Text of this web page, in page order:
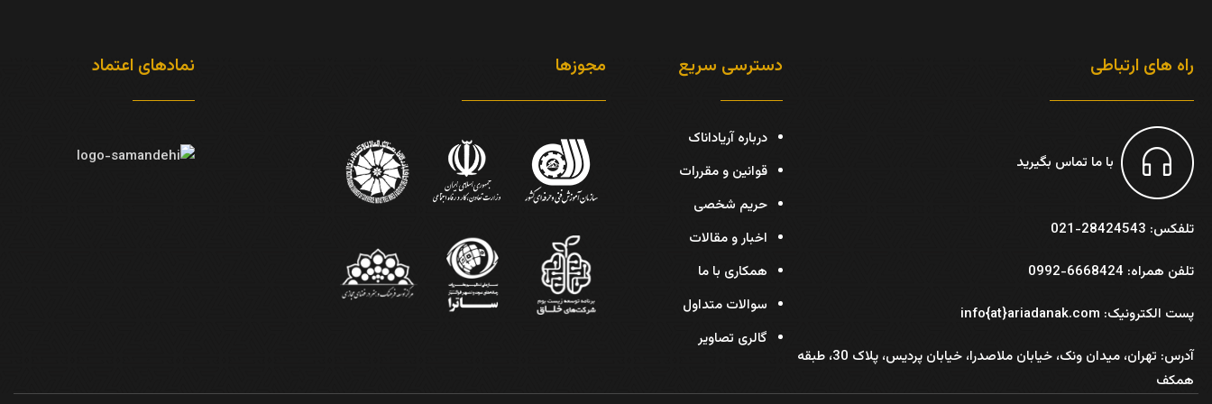
راه های ارتباطی
با ما تماس بگیرید
تلفکس: 28424543-021
تلفن همراه: 6668424-0992
پست الکترونیک: info{at}ariadanak.com
آدرس:
تهران، میدان ونک، خیابان ملاصدرا، خیابان پردیس، پلاک 30، طبقه
همکف
دسترسی سریع
درباره آریاداناک
قوانین و مقررات
حریم شخصی
اخبار و مقالات
همکاری با ما
سوالات متداول
گالری تصاویر
مجوزها نمادهای اعتماد